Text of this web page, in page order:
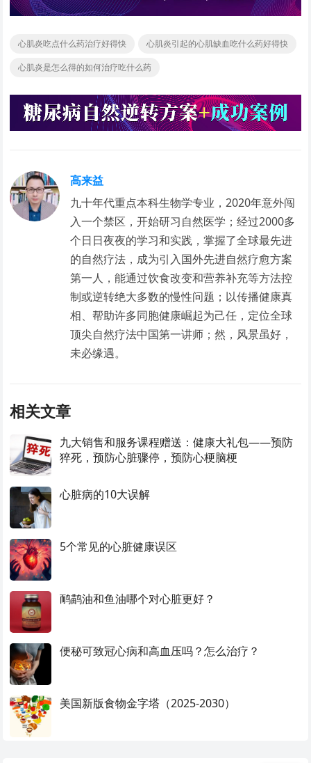
心肌炎吃点什么药治疗好得快
心肌炎引起的心肌缺血吃什么药好得快
心肌炎是怎么得的如何治疗吃什么药
高来益
九十年代重点本科生物学专业，2020年意外闯
入一个禁区，开始研习自然医学；经过2000多
个日日夜夜的学习和实践，掌握了全球最先进
的自然疗法，成为引入国外先进自然疗愈方案
第一人，能通过饮食改变和营养补充等方法控
制或逆转绝大多数的慢性问题；以传播健康真
相、帮助许多同胞健康崛起为己任，定位全球
顶尖自然疗法中国第一讲师；然，风景虽好，
未必缘遇。
相关文章
九大销售和服务课程赠送：健康大礼包——预防
猝死，预防心脏骤停，预防心梗脑梗
心脏病的10大误解
5个常见的心脏健康误区
鸸鹋油和鱼油哪个对心脏更好？
便秘可致冠心病和高血压吗？怎么治疗？
美国新版食物金字塔（2025-2030）